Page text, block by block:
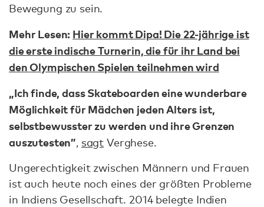
Bewegung zu sein.
Mehr Lesen: Hier kommt Dipa! Die 22-jährige ist
die erste indische Turnerin, die für ihr Land bei
den Olympischen Spielen teilnehmen wird
„Ich finde, dass Skateboarden eine wunderbare
Möglichkeit für Mädchen jeden Alters ist,
selbstbewusster zu werden und ihre Grenzen
auszutesten”, sagt Verghese.
Ungerechtigkeit zwischen Männern und Frauen
ist auch heute noch eines der größten Probleme
in Indiens Gesellschaft. 2014 belegte Indien